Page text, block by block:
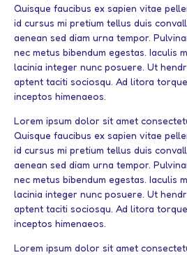
Quisque faucibus ex sapien vitae
id cursus mi pretium tellus duis
aenean sed diam urna tempor.
nec metus bibendum egestas. Iaculis
lacinia integer nunc posuere. Ut
aptent taciti sociosqu. Ad litora
inceptos himenaeos.
Lorem ipsum dolor sit amet
Quisque faucibus ex sapien vitae
id cursus mi pretium tellus duis
aenean sed diam urna tempor.
nec metus bibendum egestas. Iaculis
lacinia integer nunc posuere. Ut
aptent taciti sociosqu. Ad litora
inceptos himenaeos.
Lorem ipsum dolor sit amet